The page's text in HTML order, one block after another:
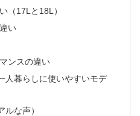
（17Lと18L）
い
ンスの違い
人暮らしに使いやすいモデ
な声）